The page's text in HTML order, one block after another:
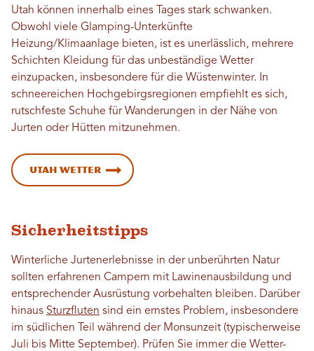
Utah können innerhalb eines Tages stark schwanken.
Obwohl viele Glamping-Unterkünfte
Heizung/Klimaanlage bieten, ist es unerlässlich, mehrere
Schichten Kleidung für das unbeständige Wetter
einzupacken, insbesondere für die Wüstenwinter. In
schneereichen Hochgebirgsregionen empfiehlt es sich,
rutschfeste Schuhe für Wanderungen in der Nähe von
Jurten oder Hütten mitzunehmen.
Utah Wetter
Sicherheitstipps
Winterliche Jurtenerlebnisse in der unberührten Natur
sollten erfahrenen Campern mit Lawinenausbildung und
entsprechender Ausrüstung vorbehalten bleiben. Darüber
hinaus Sturzfluten sind ein ernstes Problem, insbesondere
im südlichen Teil während der Monsunzeit (typischerweise
Juli bis Mitte September). Prüfen Sie immer die Wetter-